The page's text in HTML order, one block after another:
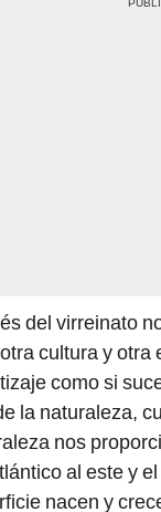
del virreinato
cultura y
como si
la naturaleza,
nos
al este y
nacen y